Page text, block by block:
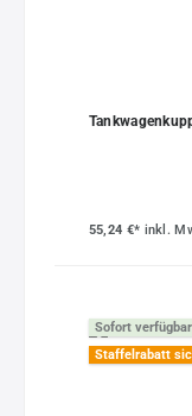
55,24 €* inkl.
Sofort verfügbar
Staffelrabatt